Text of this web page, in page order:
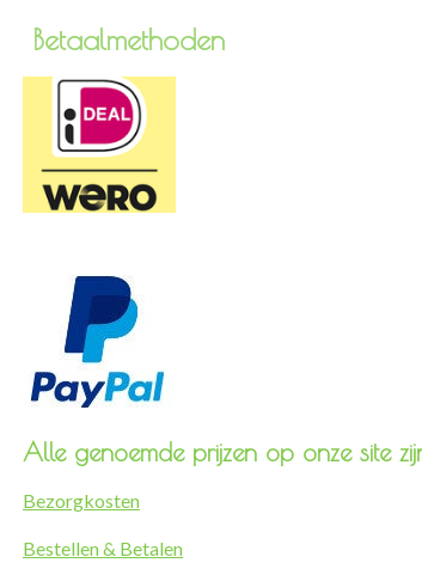
Alle genoemde prijzen op onze site
Bezorgkosten
Bestellen & Betalen